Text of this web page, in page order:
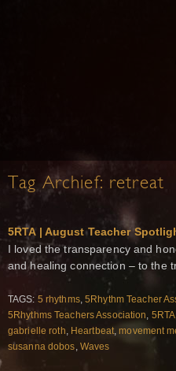
Tag Archief: retreat
5RTA | August Teacher
I loved the transparency and
and healing connection – to the
TAGS: 5 rhythms,5Rhythm Teacher
5Rhythms Teachers Association, 5RTA
gabrielle roth, Heartbeat,movement
susanna dobos, Waves